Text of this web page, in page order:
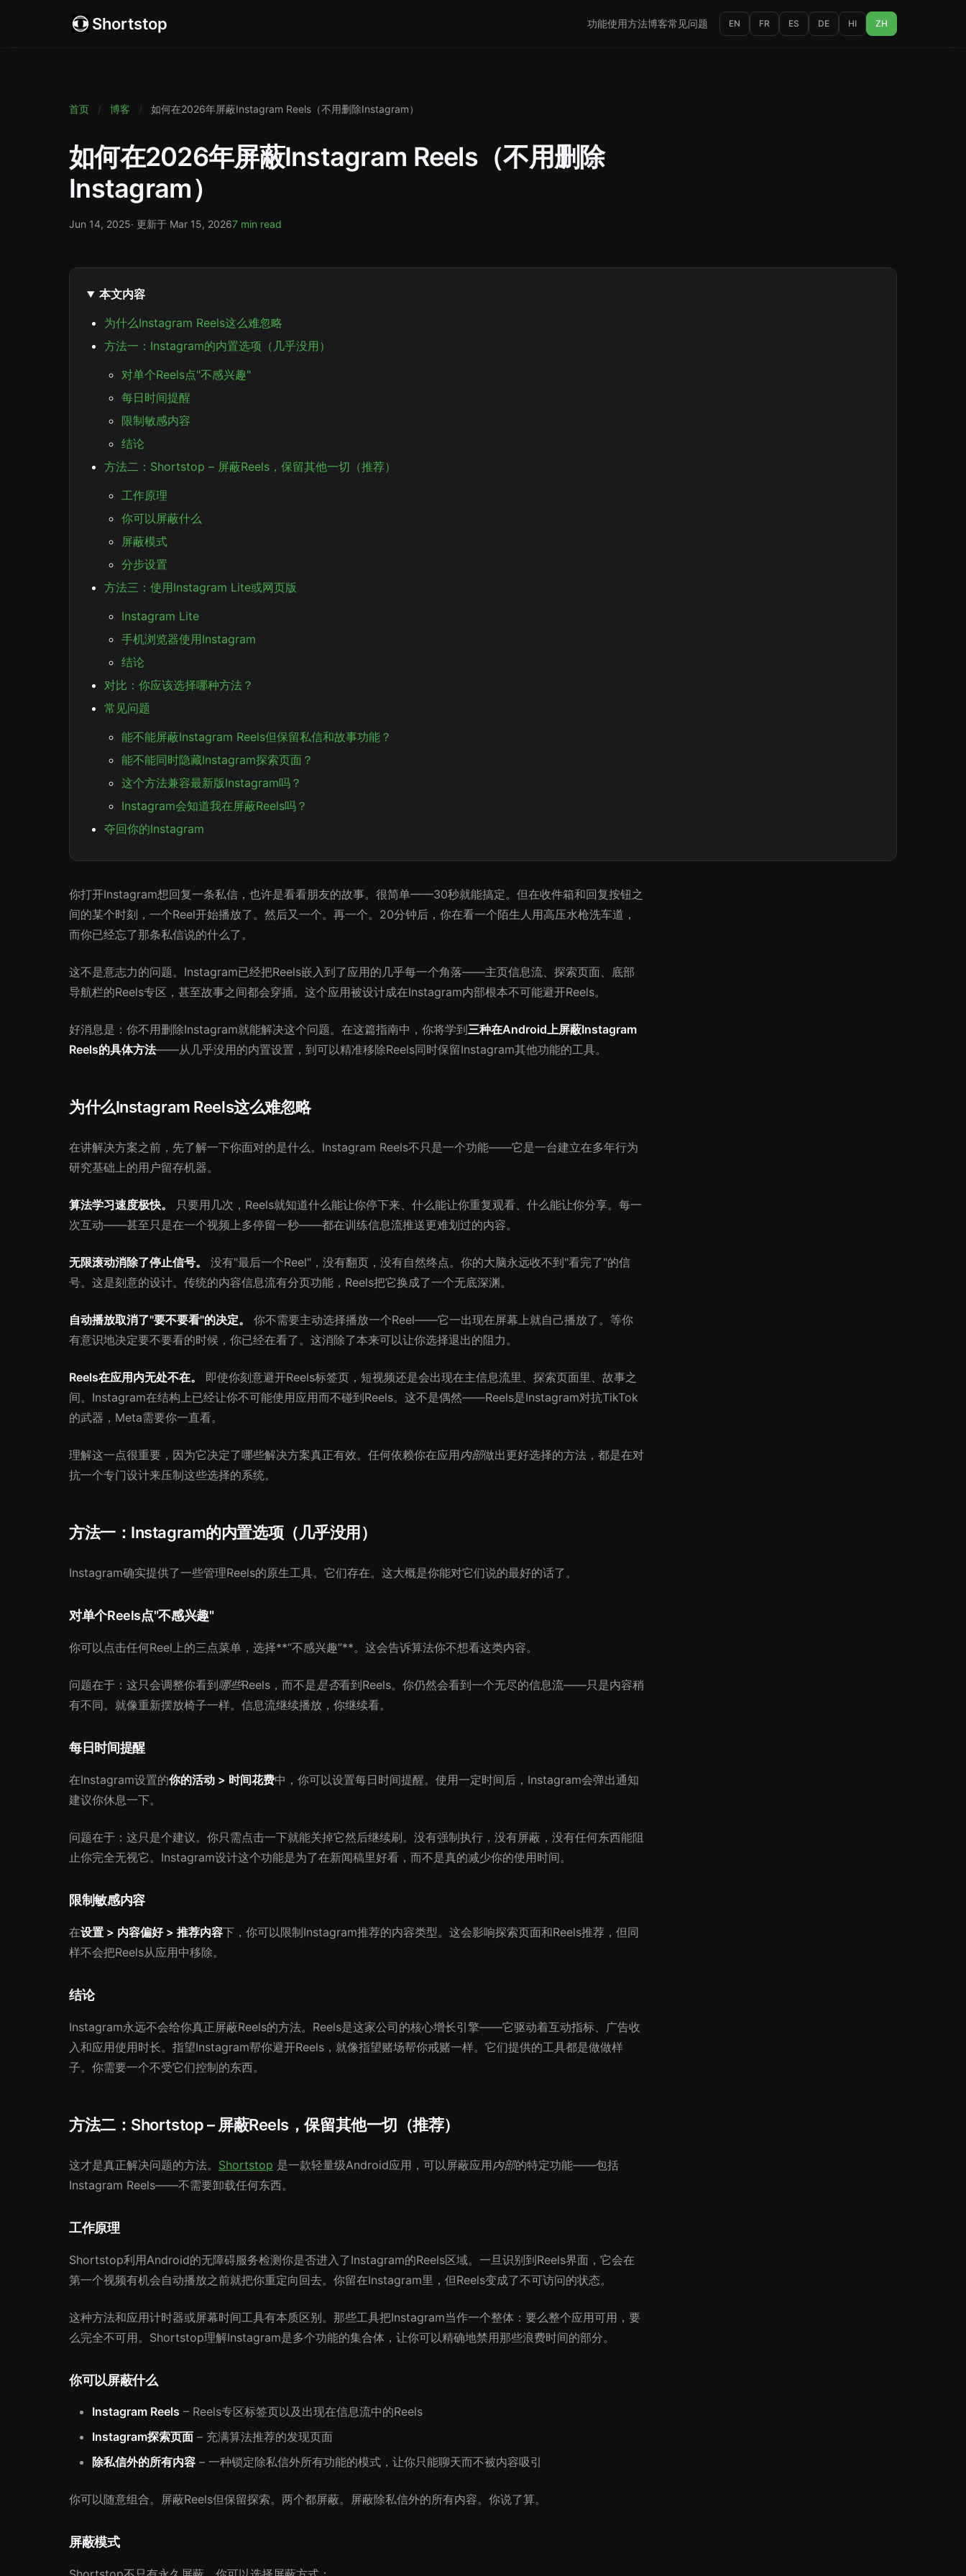
Shortstop 功能使用方法博客常见问题 EN FR ES DE HI ZH
首页 / 博客 / 如何在2026年屏蔽Instagram Reels（不用删除Instagram）
如何在2026年屏蔽Instagram Reels（不用删除
Instagram）
Jun 14, 2025· 更新于 Mar 15, 20267 min read
本文内容
为什么Instagram Reels这么难忽略
方法一：Instagram的内置选项（几乎没用）
对单个Reels点"不感兴趣"
每日时间提醒
限制敏感内容
结论
方法二：Shortstop – 屏蔽Reels，保留其他一切（推荐）
工作原理
你可以屏蔽什么
屏蔽模式
分步设置
方法三：使用Instagram Lite或网页版
Instagram Lite
手机浏览器使用Instagram
结论
对比：你应该选择哪种方法？
常见问题
能不能屏蔽Instagram Reels但保留私信和故事功能？
能不能同时隐藏Instagram探索页面？
这个方法兼容最新版Instagram吗？
Instagram会知道我在屏蔽Reels吗？
夺回你的Instagram
你打开Instagram想回复一条私信，也许是看看朋友的故事。很简单——30秒就能搞定。但在收件箱和回复按钮之
间的某个时刻，一个Reel开始播放了。然后又一个。再一个。20分钟后，你在看一个陌生人用高压水枪洗车道，
而你已经忘了那条私信说的什么了。
这不是意志力的问题。Instagram已经把Reels嵌入到了应用的几乎每一个角落——主页信息流、探索页面、底部
导航栏的Reels专区，甚至故事之间都会穿插。这个应用被设计成在Instagram内部根本不可能避开Reels。
好消息是：你不用删除Instagram就能解决这个问题。在这篇指南中，你将学到三种在Android上屏蔽Instagram
Reels的具体方法——从几乎没用的内置设置，到可以精准移除Reels同时保留Instagram其他功能的工具。
为什么Instagram Reels这么难忽略
在讲解决方案之前，先了解一下你面对的是什么。Instagram Reels不只是一个功能——它是一台建立在多年行为
研究基础上的用户留存机器。
算法学习速度极快。
只要用几次，Reels就知道什么能让你停下来、什么能让你重复观看、什么能让你分享。每一
次互动——甚至只是在一个视频上多停留一秒——都在训练信息流推送更难划过的内容。
无限滚动消除了停止信号。
没有"最后一个Reel"，没有翻页，没有自然终点。你的大脑永远收不到"看完了"的信
号。这是刻意的设计。传统的内容信息流有分页功能，Reels把它换成了一个无底深渊。
自动播放取消了"要不要看"的决定。
你不需要主动选择播放一个Reel——它一出现在屏幕上就自己播放了。等你
有意识地决定要不要看的时候，你已经在看了。这消除了本来可以让你选择退出的阻力。
Reels在应用内无处不在。
即使你刻意避开Reels标签页，短视频还是会出现在主信息流里、探索页面里、故事之
间。Instagram在结构上已经让你不可能使用应用而不碰到Reels。这不是偶然——Reels是Instagram对抗TikTok
的武器，Meta需要你一直看。
理解这一点很重要，因为它决定了哪些解决方案真正有效。任何依赖你在应用内部做出更好选择的方法，都是在对
抗一个专门设计来压制这些选择的系统。
方法一：Instagram的内置选项（几乎没用）
Instagram确实提供了一些管理Reels的原生工具。它们存在。这大概是你能对它们说的最好的话了。
对单个Reels点"不感兴趣"
你可以点击任何Reel上的三点菜单，选择**“不感兴趣”**。这会告诉算法你不想看这类内容。
问题在于：这只会调整你看到哪些Reels，而不是是否看到Reels。你仍然会看到一个无尽的信息流——只是内容稍
有不同。就像重新摆放椅子一样。信息流继续播放，你继续看。
每日时间提醒
在Instagram设置的你的活动 > 时间花费中，你可以设置每日时间提醒。使用一定时间后，Instagram会弹出通知
建议你休息一下。
问题在于：这只是个建议。你只需点击一下就能关掉它然后继续刷。没有强制执行，没有屏蔽，没有任何东西能阻
止你完全无视它。Instagram设计这个功能是为了在新闻稿里好看，而不是真的减少你的使用时间。
限制敏感内容
在设置 > 内容偏好 > 推荐内容下，你可以限制Instagram推荐的内容类型。这会影响探索页面和Reels推荐，但同
样不会把Reels从应用中移除。
结论
Instagram永远不会给你真正屏蔽Reels的方法。Reels是这家公司的核心增长引擎——它驱动着互动指标、广告收
入和应用使用时长。指望Instagram帮你避开Reels，就像指望赌场帮你戒赌一样。它们提供的工具都是做做样
子。你需要一个不受它们控制的东西。
方法二：Shortstop – 屏蔽Reels，保留其他一切（推荐）
这才是真正解决问题的方法。 Shortstop 是一款轻量级Android应用，可以屏蔽应用内部的特定功能——包括
Instagram Reels——不需要卸载任何东西。
工作原理
Shortstop利用Android的无障碍服务检测你是否进入了Instagram的Reels区域。一旦识别到Reels界面，它会在
第一个视频有机会自动播放之前就把你重定向回去。你留在Instagram里，但Reels变成了不可访问的状态。
这种方法和应用计时器或屏幕时间工具有本质区别。那些工具把Instagram当作一个整体：要么整个应用可用，要
么完全不可用。Shortstop理解Instagram是多个功能的集合体，让你可以精确地禁用那些浪费时间的部分。
你可以屏蔽什么
Instagram Reels – Reels专区标签页以及出现在信息流中的Reels
Instagram探索页面 – 充满算法推荐的发现页面
除私信外的所有内容 – 一种锁定除私信外所有功能的模式，让你只能聊天而不被内容吸引
你可以随意组合。屏蔽Reels但保留探索。两个都屏蔽。屏蔽除私信外的所有内容。你说了算。
屏蔽模式